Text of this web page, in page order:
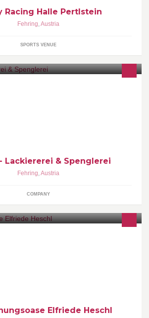
Racing Halle Pertlstein
Fehring,Austria
SPORTS VENUE
Lackiererei & Spenglerei
Fehring,Austria
COMPANY
Elfriede Heschl